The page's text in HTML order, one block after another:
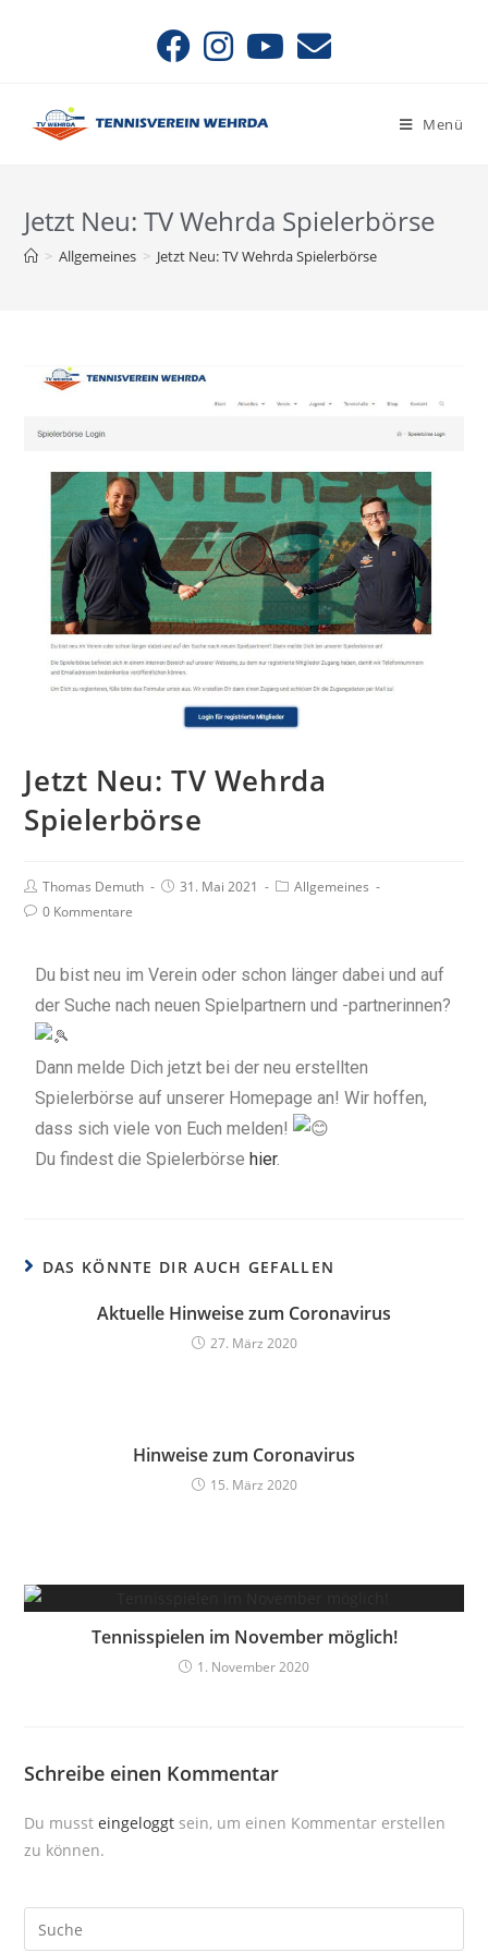
Menü
Jetzt Neu: TV Wehrda Spielerbörse
> Allgemeines > Jetzt Neu: TV Wehrda Spielerbörse
Jetzt Neu: TV Wehrda
Spielerbörse
Thomas Demuth 31. Mai 2021
Allgemeines
0 Kommentare
Du bist neu im Verein oder schon länger dabei und auf
der Suche nach neuen Spielpartnern und -partnerinnen?
Dann melde Dich jetzt bei der neu erstellten
Spielerbörse auf unserer Homepage an! Wir hoffen,
dass sich viele von Euch melden!
Du findest die Spielerbörse hier.
DAS KÖNNTE DIR AUCH GEFALLEN
Aktuelle Hinweise zum Coronavirus
27. März 2020
Hinweise zum Coronavirus
15. März 2020
Tennisspielen im November möglich!
1. November 2020
Schreibe einen Kommentar
Du mussteingeloggt sein, um einen Kommentar erstellen
zu können.